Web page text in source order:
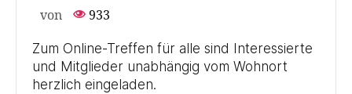
von
933
Zum Online-Treffen für alle sind Interessierte
und Mitglieder unabhängig vom Wohnort
herzlich eingeladen.